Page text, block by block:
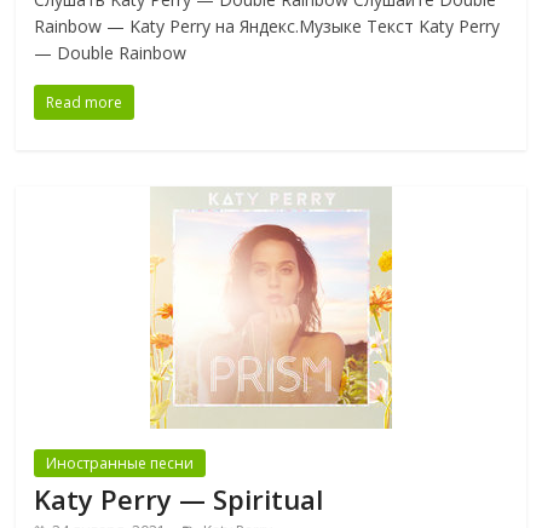
Rainbow — Katy Perry на Яндекс.Музыке Текст Katy Perry
— Double Rainbow
Read more
Иностранные песни
Katy Perry — Spiritual